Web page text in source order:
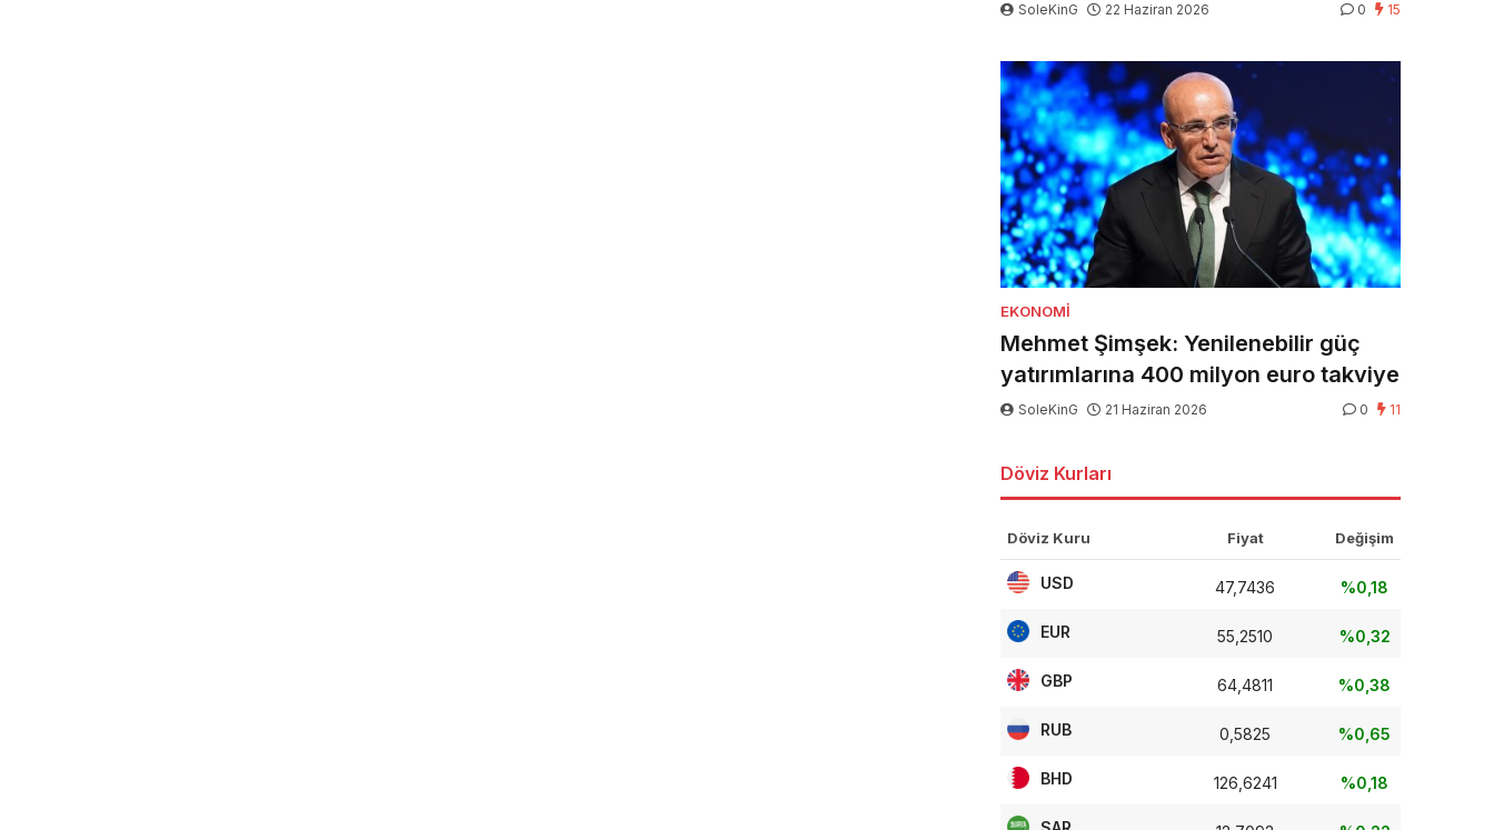
SoleKinG 22 Haziran 2026 0 15
EKONOMI
Mehmet Şimşek: Yenilenebilir güç
yatırımlarına 400 milyon euro takviye
SoleKinG 21 Haziran 2026 0 11
Döviz Kurları
Döviz Kuru Fiyat Değişim
USD 47,7436 %0,18
EUR 55,2510 %0,32
GBP 64,4811 %0,38
RUB 0,5825 %0,65
BHD 126,6241 %0,18